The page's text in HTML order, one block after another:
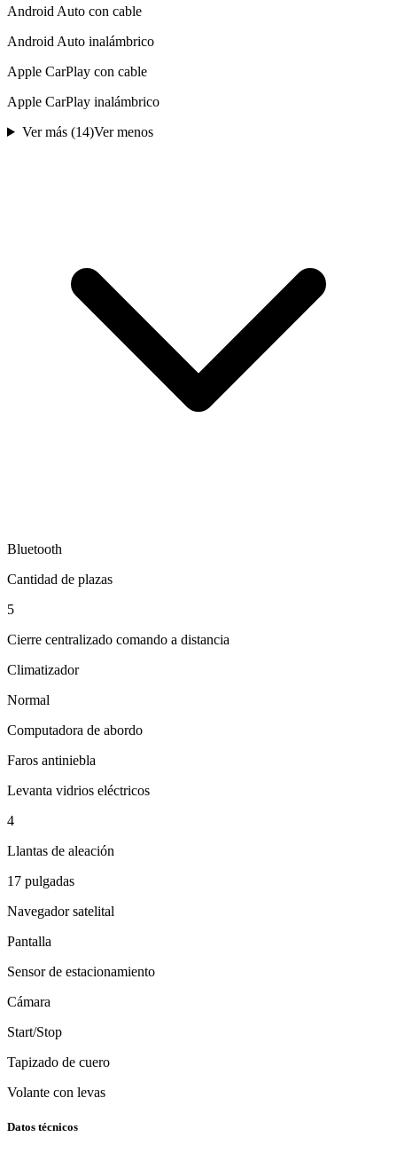
Android Auto con cable
Android Auto inalámbrico
Apple CarPlay con cable
Apple CarPlay inalámbrico
Ver más (14)Ver menos
Bluetooth
Cantidad de plazas
5
Cierre centralizado comando a distancia
Climatizador
Normal
Computadora de abordo
Faros antiniebla
Levanta vidrios eléctricos
4
Llantas de aleación
17 pulgadas
Navegador satelital
Pantalla
Sensor de estacionamiento
Cámara
Start/Stop
Tapizado de cuero
Volante con levas
Datos técnicos